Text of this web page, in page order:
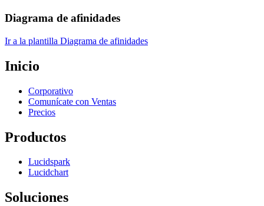
Diagrama de afinidades
Ir a la plantilla Diagrama de afinidades
Inicio
Corporativo
Comunícate con Ventas
Precios
Productos
Lucidspark
Lucidchart
Soluciones